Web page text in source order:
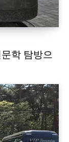
학 탐방으